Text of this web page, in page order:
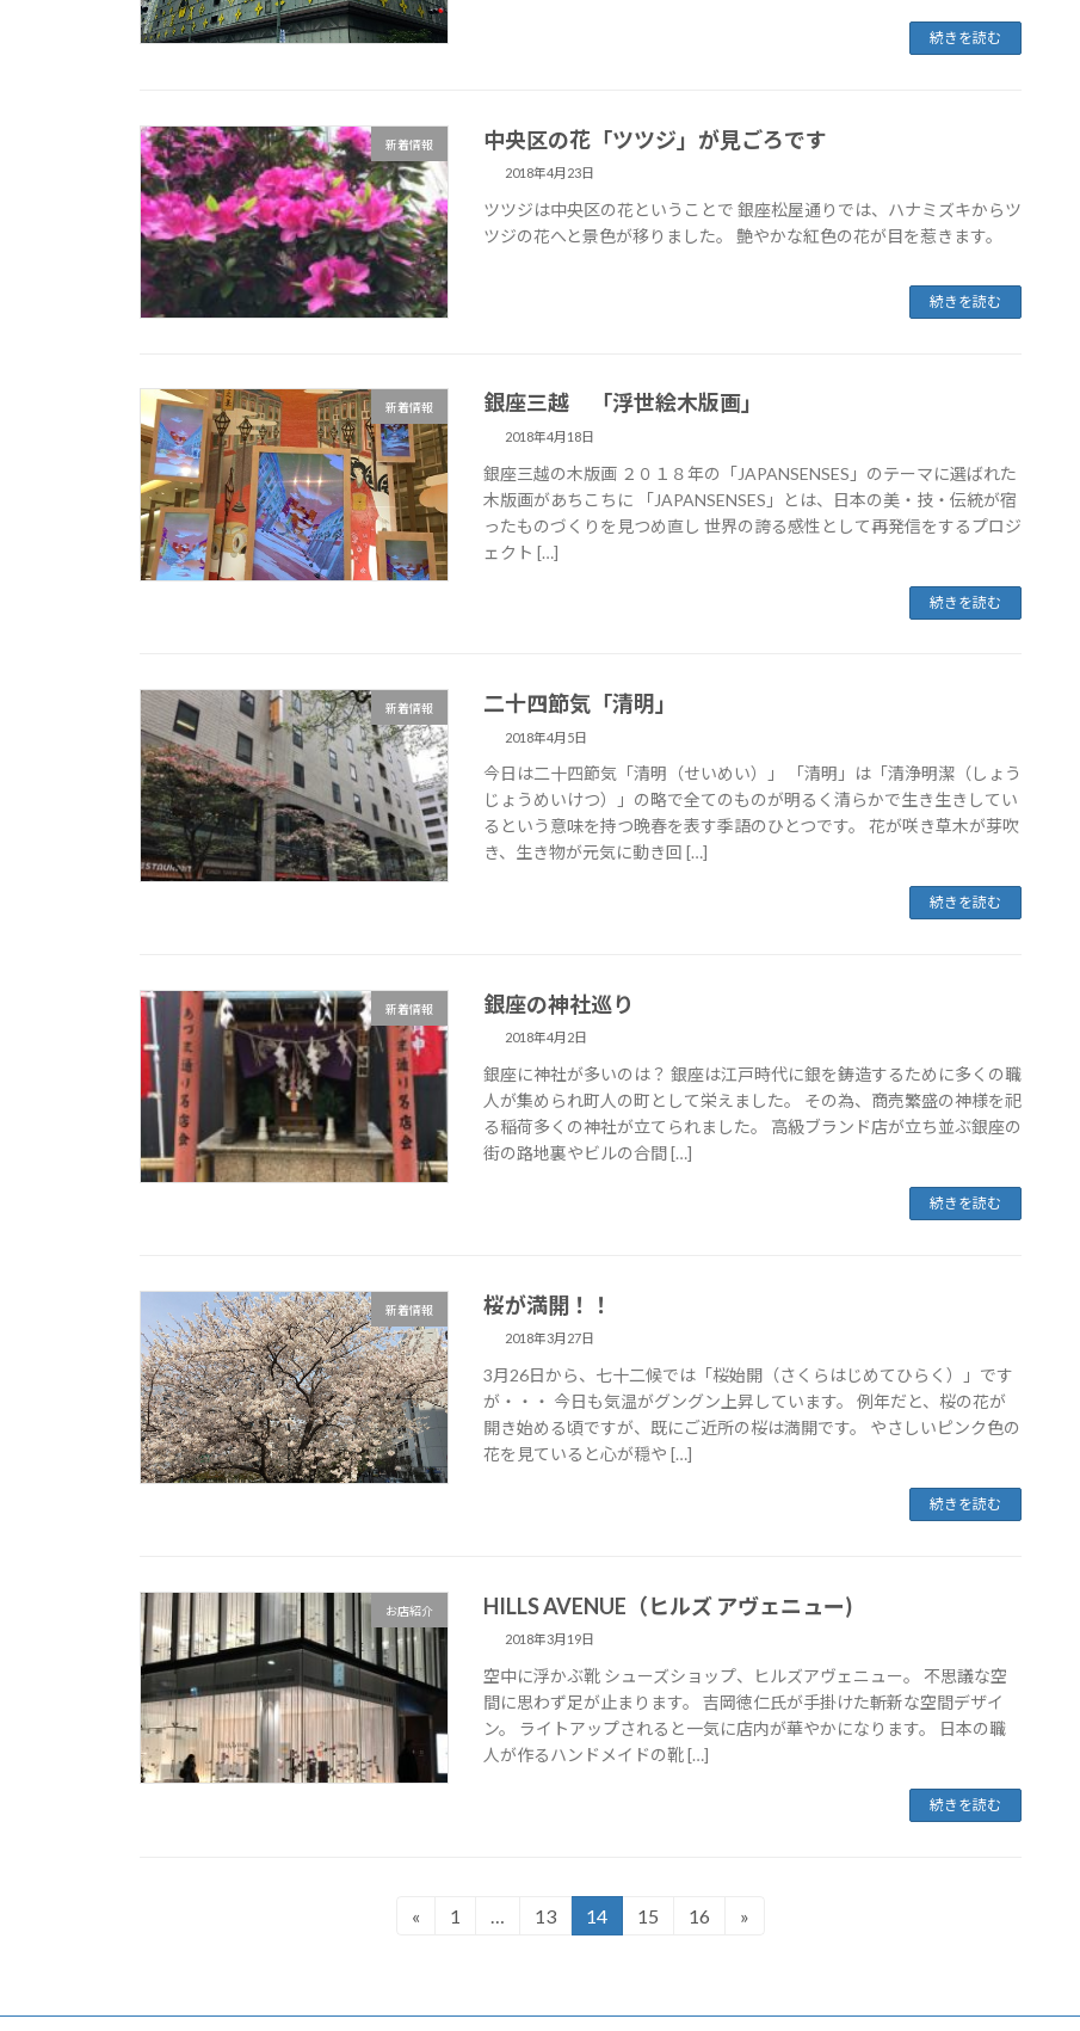
続きを読む
新着情報 中央区の花「ツツジ」が見ごろです
2018年4月23日
ツツジは中央区の花ということで 銀座松屋通りでは、ハナミズキからツ
ツジの花へと景色が移りました。 艶やかな紅色の花が目を惹きます。
続きを読む
新着情報 銀座三越 「浮世絵木版画」
2018年4月18日
銀座三越の木版画 ２０１８年の「JAPANSENSES」のテーマに選ばれた
木版画があちこちに 「JAPANSENSES」とは、日本の美・技・伝統が宿
ったものづくりを見つめ直し 世界の誇る感性として再発信をするプロジ
ェクト […]
続きを読む
新着情報 二十四節気「清明」
2018年4月5日
今日は二十四節気「清明（せいめい）」 「清明」は「清浄明潔（しょう
じょうめいけつ）」の略で全てのものが明るく清らかで生き生きしてい
るという意味を持つ晩春を表す季語のひとつです。 花が咲き草木が芽吹
き、生き物が元気に動き回 […]
続きを読む
新着情報 銀座の神社巡り
2018年4月2日
銀座に神社が多いのは？ 銀座は江戸時代に銀を鋳造するために多くの職
人が集められ町人の町として栄えました。 その為、商売繁盛の神様を祀
る稲荷多くの神社が立てられました。 高級ブランド店が立ち並ぶ銀座の
街の路地裏やビルの合間 […]
続きを読む
新着情報 桜が満開！！
2018年3月27日
3月26日から、七十二候では「桜始開（さくらはじめてひらく）」です
が・・・ 今日も気温がグングン上昇しています。 例年だと、桜の花が
開き始める頃ですが、既にご近所の桜は満開です。 やさしいピンク色の
花を見ていると心が穏や […]
続きを読む
お店紹介 HILLS AVENUE（ヒルズ アヴェニュー)
2018年3月19日
空中に浮かぶ靴 シューズショップ、ヒルズアヴェニュー。 不思議な空
間に思わず足が止まります。 吉岡徳仁氏が手掛けた斬新な空間デザイ
ン。 ライトアップされると一気に店内が華やかになります。 日本の職
人が作るハンドメイドの靴 […]
続きを読む
の
«
固
1
固
13
固
14
固
15
固
16 »